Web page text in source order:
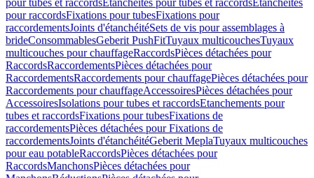
pour tubes et raccordsEtanchéités pour tubes et raccordsEtanchéités
pour raccordsFixations pour tubesFixations pour
raccordementsJoints d'étanchéitéSets de vis pour assemblages à
brideConsommablesGeberit PushFitTuyaux multicouchesTuyaux
multicouches pour chauffageRaccordsPièces détachées pour
RaccordsRaccordementsPièces détachées pour
RaccordementsRaccordements pour chauffagePièces détachées pour
Raccordements pour chauffageAccessoiresPièces détachées pour
AccessoiresIsolations pour tubes et raccordsEtanchements pour
tubes et raccordsFixations pour tubesFixations de
raccordementsPièces détachées pour Fixations de
raccordementsJoints d'étanchéitéGeberit MeplaTuyaux multicouches
pour eau potableRaccordsPièces détachées pour
RaccordsManchonsPièces détachées pour